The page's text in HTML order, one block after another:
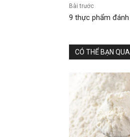
Bài trước
9 thực phẩm
CÓ THỂ BẠN